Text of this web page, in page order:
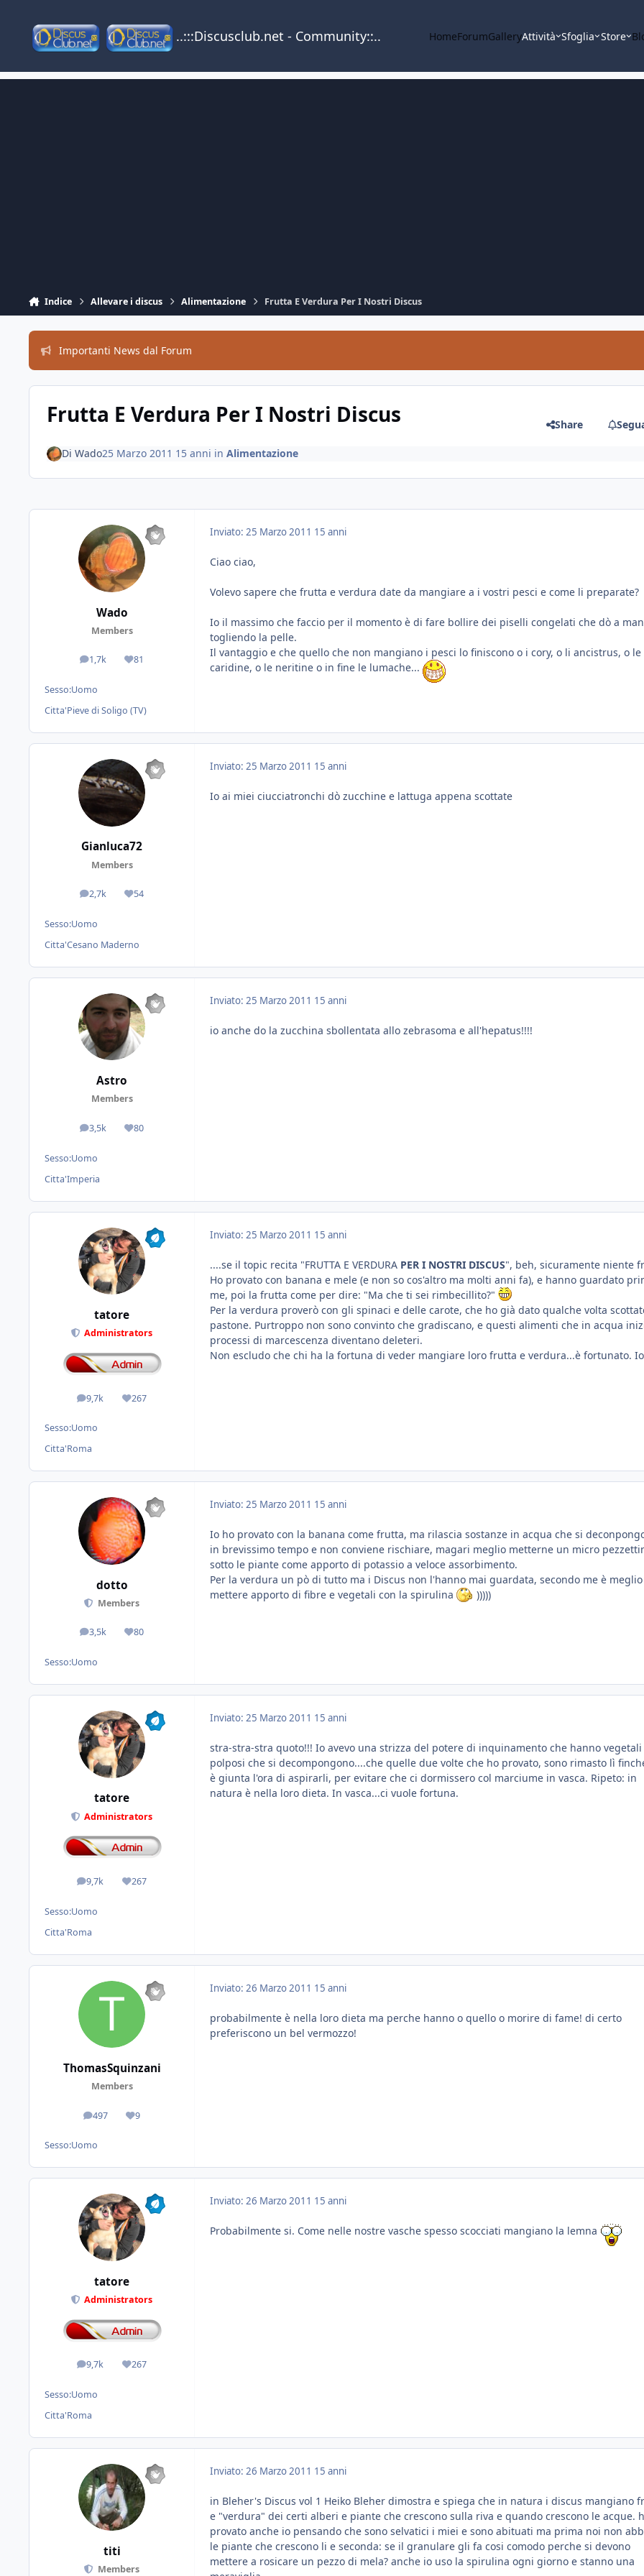
..:::Discusclub.net - Community::.. HomeForumGalleryAttività Sfoglia Store
Indice Allevare i discus Alimentazione Frutta E Verdura Per I Nostri Discus
Importanti News dal Forum
Frutta E Verdura Per I Nostri Discus Share
Di Wado25 Marzo 2011 15 anni in Alimentazione
Wado
Members
1,7k
messaggi81
Reputazione
Sesso:Uomo
Citta'Pieve di Soligo (TV)
Inviato: 25 Marzo 2011 15 anni
Ciao ciao,
Volevo sapere che frutta e verdura date da mangiare a i vostri pesci e come li preparate?
Io il massimo che faccio per il momento è di fare bollire dei piselli congelati che dò a
togliendo la pelle.
Il vantaggio e che quello che non mangiano i pesci lo finiscono o i cory, o li ancistrus, o le
caridine, o le neritine o in fine le lumache...
Gianluca72
Members
2,7k
messaggi54
Reputazione
Sesso:Uomo
Citta'Cesano Maderno
Inviato: 25 Marzo 2011 15 anni
Io ai miei ciucciatronchi dò zucchine e lattuga appena scottate
Astro
Members
3,5k
messaggi80
Reputazione
Sesso:Uomo
Citta'Imperia
Inviato: 25 Marzo 2011 15 anni
io anche do la zucchina sbollentata allo zebrasoma e all'hepatus!!!!
tatore
Administrators
9,7k
messaggi267
Reputazione
Sesso:Uomo
Citta'Roma
Inviato: 25 Marzo 2011 15 anni
....se il topic recita "FRUTTA E VERDURA PER I NOSTRI DISCUS", beh, sicuramente niente
Ho provato con banana e mele (e non so cos'altro ma molti anni fa), e hanno guardato
me, poi la frutta come per dire: "Ma che ti sei rimbecillito?"
Per la verdura proverò con gli spinaci e delle carote, che ho già dato qualche volta
pastone. Purtroppo non sono convinto che gradiscano, e questi alimenti che in acqua
processi di marcescenza diventano deleteri.
Non escludo che chi ha la fortuna di veder mangiare loro frutta e verdura...è fortunato.
dotto
Members
3,5k
messaggi80
Reputazione
Sesso:Uomo
Inviato: 25 Marzo 2011 15 anni
Io ho provato con la banana come frutta, ma rilascia sostanze in acqua che si
in brevissimo tempo e non conviene rischiare, magari meglio metterne un micro
sotto le piante come apporto di potassio a veloce assorbimento.
Per la verdura un pò di tutto ma i Discus non l'hanno mai guardata, secondo me è meglio
mettere apporto di fibre e vegetali con la spirulina
)))))
tatore
Administrators
9,7k
messaggi267
Reputazione
Sesso:Uomo
Citta'Roma
Inviato: 25 Marzo 2011 15 anni
stra-stra-stra quoto!!! Io avevo una strizza del potere di inquinamento che hanno vegetali
polposi che si decompongono....che quelle due volte che ho provato, sono rimasto lì
è giunta l'ora di aspirarli, per evitare che ci dormissero col marciume in vasca. Ripeto: in
natura è nella loro dieta. In vasca...ci vuole fortuna.
ThomasSquinzani
Members
497
messaggi9
Reputazione
Sesso:Uomo
Inviato: 26 Marzo 2011 15 anni
probabilmente è nella loro dieta ma perche hanno o quello o morire di fame! di certo
preferiscono un bel vermozzo!
tatore
Administrators
9,7k
messaggi267
Reputazione
Sesso:Uomo
Citta'Roma
Inviato: 26 Marzo 2011 15 anni
Probabilmente si. Come nelle nostre vasche spesso scocciati mangiano la lemna
titi
Members
Inviato: 26 Marzo 2011 15 anni
in Bleher's Discus vol 1 Heiko Bleher dimostra e spiega che in natura i discus mangiano
e "verdura" dei certi alberi e piante che crescono sulla riva e quando crescono le acque.
provato anche io pensando che sono selvatici i miei e sono abituati ma prima noi non
le piante che crescono li e seconda: se il granulare gli fa cosi comodo perche si devono
mettere a rosicare un pezzo di mela? anche io uso la spirulina ogni giorno e stanno una